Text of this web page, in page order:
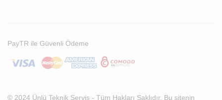
© 2024 Ünlü Teknik Servis - Tüm Hakları Saklıdır. Bu sitenin
PayTR ile Güvenli Ödeme